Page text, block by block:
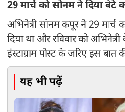
29 मार्च को सोनम ने दिया बेटे
अभिनेत्री सोनम कपूर ने 29 मार्च
दिया था और रविवार को
इंस्टाग्राम पोस्ट के जरिए इस बात
यह भी पढ़ें